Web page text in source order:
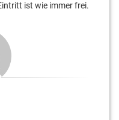
ist wie immer frei.